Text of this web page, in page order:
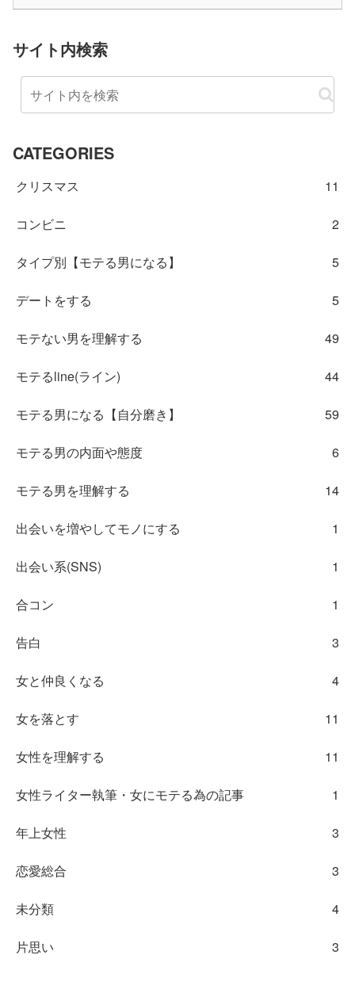
サイト内検索
CATEGORIES
クリスマス 11
コンビニ 2
タイプ別【モテる男になる】 5
デートをする 5
モテない男を理解する 49
モテるline(ライン) 44
モテる男になる【自分磨き】 59
モテる男の内面や態度 6
モテる男を理解する 14
出会いを増やしてモノにする 1
出会い系(SNS) 1
合コン 1
告白 3
女と仲良くなる 4
女を落とす 11
女性を理解する 11
女性ライター執筆・女にモテる為の記事 1
年上女性 3
恋愛総合 3
未分類 4
片思い 3